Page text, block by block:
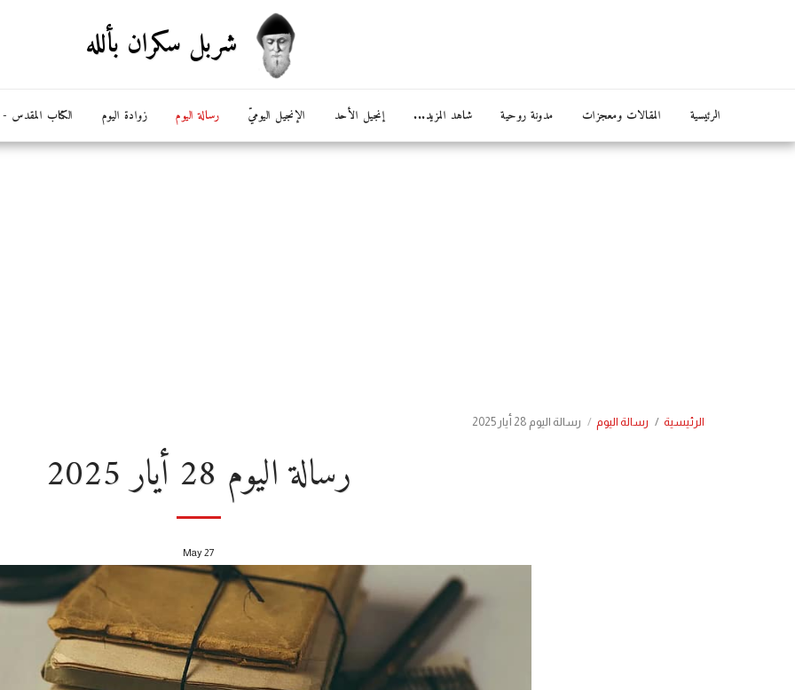
شربل سكران بألله
الرئيسية المقالات ومعجزات مدونة روحية شاهد المزيد... إنجيل الأحد الإنجيل اليوميّ رسالة اليوم زوادة اليوم الكتاب المقدس -
الرئيسية رسالة اليوم رسالة اليوم 28 أيار 2025
رسالة اليوم 28 أيار 2025
27
May